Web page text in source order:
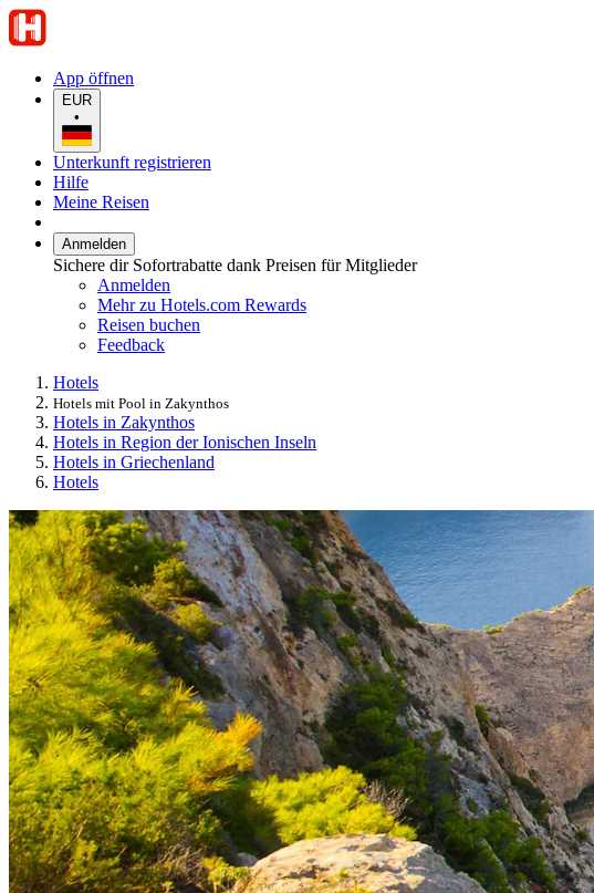
App öffnen
EUR
•
Unterkunft registrieren
Hilfe
Meine Reisen
Anmelden
Sichere dir Sofortrabatte dank Preisen für Mitglieder
Anmelden
Mehr zu Hotels.com Rewards
Reisen buchen
Feedback
Hotels
Hotels mit Pool in Zakynthos
Hotels in Zakynthos
Hotels in Region der Ionischen Inseln
Hotels in Griechenland
Hotels